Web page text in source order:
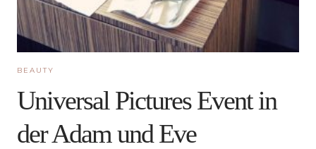
BEAUTY
Universal Pictures Event in
der Adam und Eve